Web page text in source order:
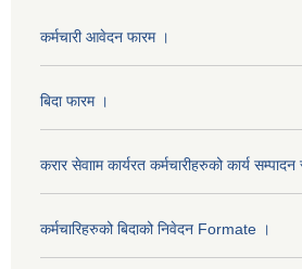
कर्मचारी आवेदन फारम ।
बिदा फारम ।
करार सेवााम कार्यरत कर्मचारीहरुको कार्य
कर्मचारिहरुको बिदाको निवेदन Formate ।